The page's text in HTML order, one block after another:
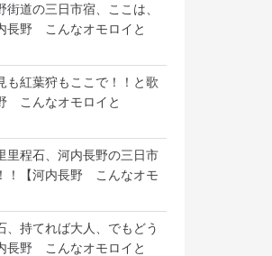
道の三日市宿、ここは、
長野 こんなオモロイと
も紅葉狩もここで！！と歌
こんなオモロイと
程石、河内長野の三日市
！【河内長野 こんなオモ
、持てれば大人、でもどう
長野 こんなオモロイと